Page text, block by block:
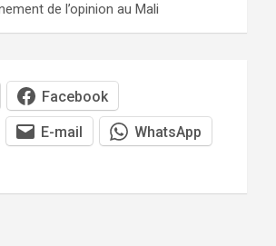
de l’opinion au Mali
Facebook
E-mail WhatsApp